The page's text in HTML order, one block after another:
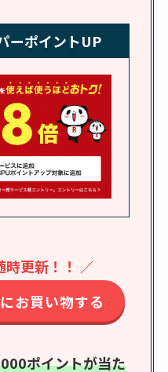
れの口コミも調査
しまむら布団セット
の料金は？セール・
半額になるのはい
つ？激安販売店・通
販も調査
karseellはどこで売っ
売店も調査
エッセンシャルフラ
ットが廃盤？なぜ？
売ってない？どこで
ーポイントUP
時更新！！ ／
お買い物する
ポイントが当た